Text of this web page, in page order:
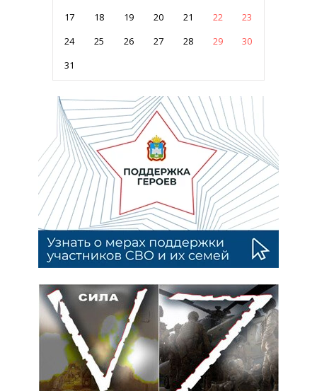
17
18 19 20 21 22
23
24
25 26 27 28 29
30
31